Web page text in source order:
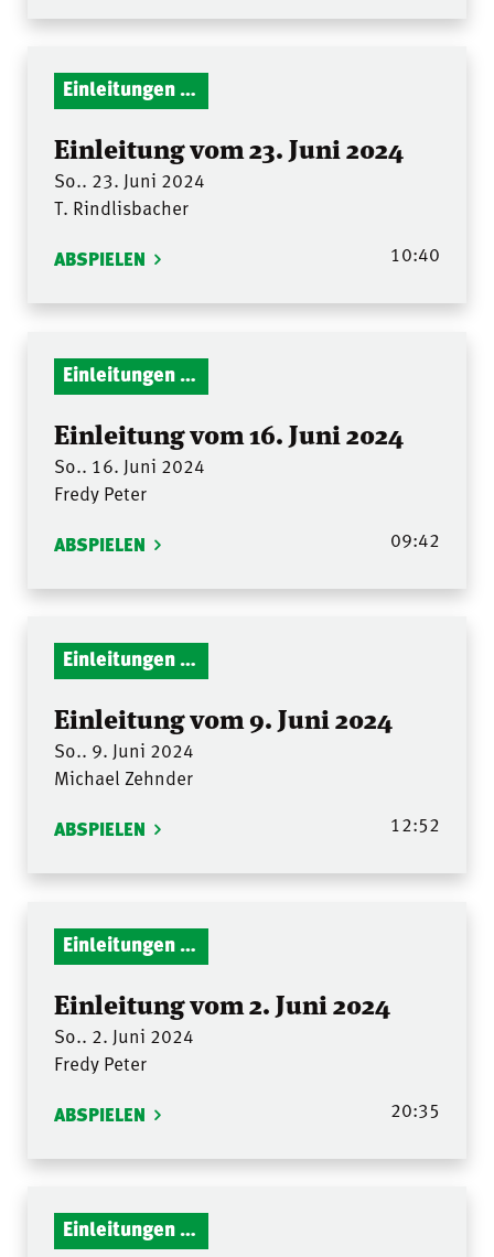
Einleitungen Gottesdienst
Einleitung vom 23. Juni 2024
So.. 23. Juni 2024
T. Rindlisbacher
ABSPIELEN 10:40
Einleitungen Gottesdienst
Einleitung vom 16. Juni 2024
So.. 16. Juni 2024
Fredy Peter
ABSPIELEN 09:42
Einleitungen Gottesdienst
Einleitung vom 9. Juni 2024
So.. 9. Juni 2024
Michael Zehnder
ABSPIELEN 12:52
Einleitungen Gottesdienst
Einleitung vom 2. Juni 2024
So.. 2. Juni 2024
Fredy Peter
ABSPIELEN 20:35
Einleitungen Gottesdienst